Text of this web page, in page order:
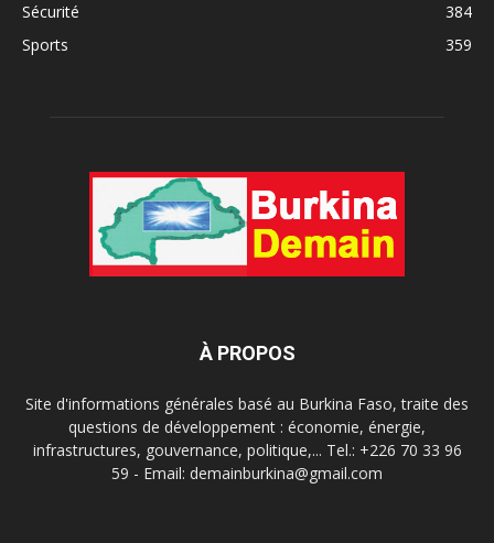
Sécurité
384
Sports
359
À PROPOS
Site d'informations générales basé au Burkina Faso, traite des
questions de développement : économie, énergie,
infrastructures, gouvernance, politique,... Tel.: +226 70 33 96
59 - Email: demainburkina@gmail.com